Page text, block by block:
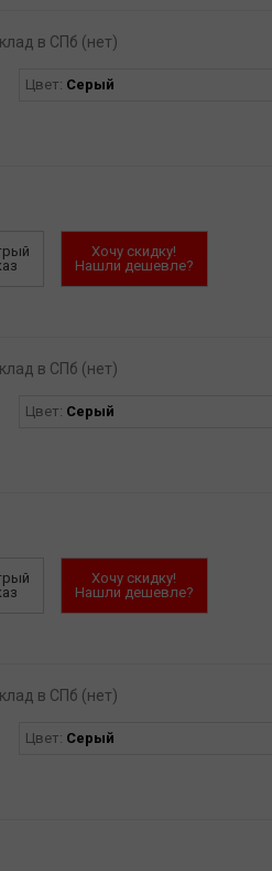
в СПб (нет)
Цвет: Серый
Хочу скидку!
Нашли дешевле?
в СПб (нет)
Цвет: Серый
Хочу скидку!
Нашли дешевле?
в СПб (нет)
Цвет: Серый